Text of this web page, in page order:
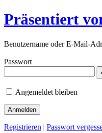
Präsentiert
Benutzername oder E-Mail-
Passwort
Angemeldet bleiben
Registrieren | Passwort